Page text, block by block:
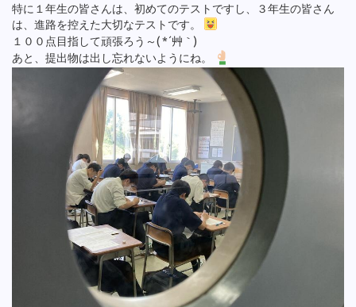
特に１年生の皆さんは、初めてのテストですし、３年生の皆さん
は、進路を控えた大切なテストです。
１００点目指して頑張ろう～( *´艸｀)
あと、提出物は出し忘れないようにね。